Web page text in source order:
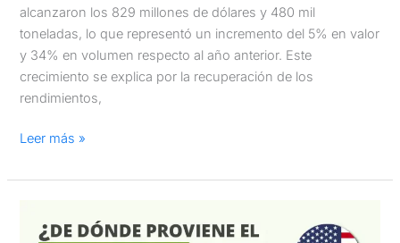
alcanzaron los 829 millones de dólares y 480 mil
toneladas, lo que representó un incremento del 5% en valor
y 34% en volumen respecto al año anterior. Este
crecimiento se explica por la recuperación de los
rendimientos,
Leer más »